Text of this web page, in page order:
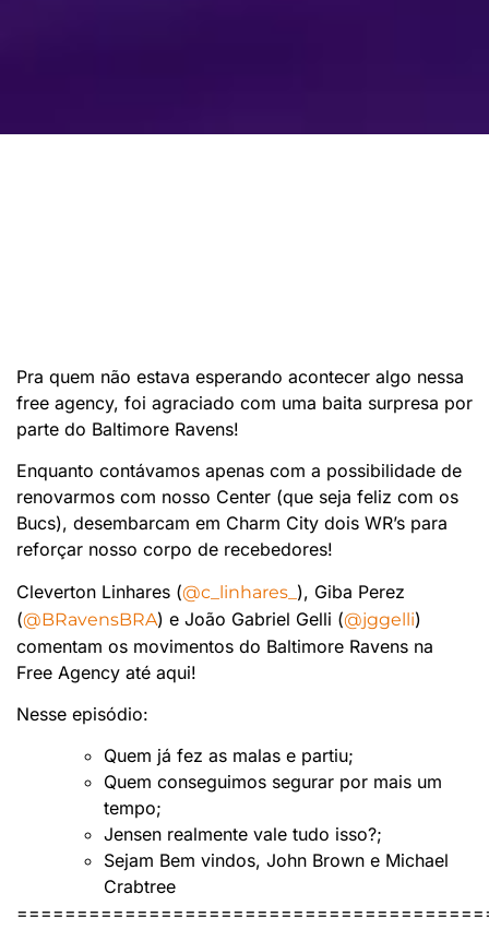
Pra quem não estava esperando acontecer algo nessa
free agency, foi agraciado com uma baita surpresa por
parte do Baltimore Ravens!
Enquanto contávamos apenas com a possibilidade de
renovarmos com nosso Center (que seja feliz com os
Bucs), desembarcam em Charm City dois WR’s para
reforçar nosso corpo de recebedores!
Cleverton Linhares (@c_linhares_ ), Giba Perez
(@BRavensBRA) e João Gabriel Gelli (@jggelli)
comentam os movimentos do Baltimore Ravens na
Free Agency até aqui!
Nesse episódio:
Quem já fez as malas e partiu;
Quem conseguimos segurar por mais um
tempo;
Jensen realmente vale tudo isso?;
Sejam Bem vindos, John Brown e Michael
Crabtree